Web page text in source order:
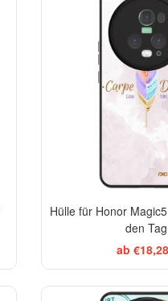
Hülle für Honor
den Tag
ab €18,28